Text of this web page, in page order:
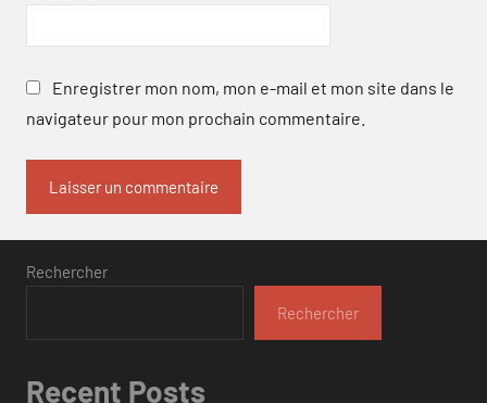
Enregistrer mon nom, mon e-mail et mon site dans le
navigateur pour mon prochain commentaire.
Rechercher
Rechercher
Recent Posts